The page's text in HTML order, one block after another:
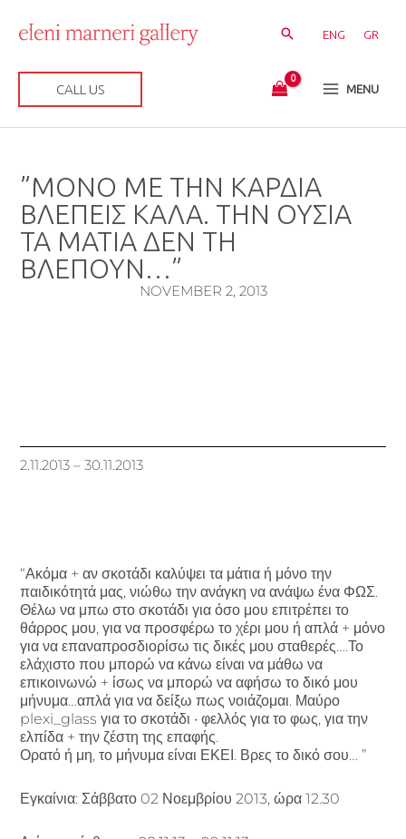
content
ENG GR
CALL US MENU
”ΜΟΝΟ ΜΕ ΤΗΝ ΚΑΡΔΙΑ
ΒΛΕΠΕΙΣ ΚΑΛΑ. ΤΗΝ ΟΥΣΙΑ
ΤΑ ΜΑΤΙΑ ΔΕΝ ΤΗ
ΒΛΕΠΟΥΝ…”
NOVEMBER 2, 2013
2.11.2013 – 30.11.2013
“Ακόμα + αν σκοτάδι καλύψει τα μάτια ή μόνο την
παιδικότητά μας, νιώθω την ανάγκη να ανάψω ένα ΦΩΣ.
Θέλω να μπω στο σκοτάδι για όσο μου επιτρέπει το
θάρρος μου, για να προσφέρω το χέρι μου ή απλά + μόνο
για να επαναπροσδιορίσω τις δικές μου σταθερές….Το
ελάχιστο που μπορώ να κάνω είναι να μάθω να
επικοινωνώ + ίσως να μπορώ να αφήσω το δικό μου
μήνυμα…απλά για να δείξω πως νοιάζομαι. Μαύρο
plexi_glass για το σκοτάδι • φελλός για το φως, για την
ελπίδα + την ζέστη της επαφής.
Ορατό ή μη, το μήνυμα είναι ΕΚΕΙ. Βρες το δικό σου… ”
Εγκαίνια: Σάββατο 02 Νοεμβρίου 2013, ώρα 12.30